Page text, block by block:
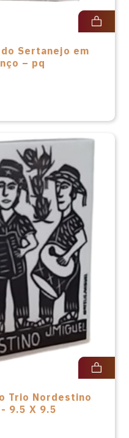
Sertanejo em
– pq
Trio Nordestino
9.5 X 9.5